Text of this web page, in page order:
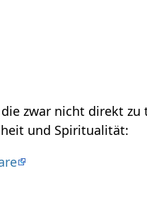
direkt zu tun haben mit
und Spiritualität: